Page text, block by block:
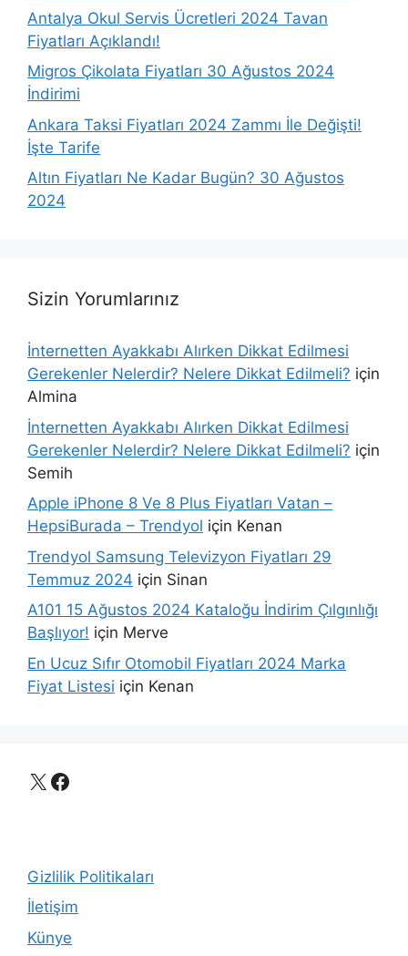
Antalya Okul Servis Ücretleri 2024 Tavan
Fiyatları Açıklandı!
Migros Çikolata Fiyatları 30 Ağustos 2024
İndirimi
Ankara Taksi Fiyatları 2024 Zammı İle Değişti!
İşte Tarife
Altın Fiyatları Ne Kadar Bugün? 30 Ağustos
2024
Sizin Yorumlarınız
İnternetten Ayakkabı Alırken Dikkat Edilmesi
Gerekenler Nelerdir? Nelere Dikkat Edilmeli? için
Almina
İnternetten Ayakkabı Alırken Dikkat Edilmesi
Gerekenler Nelerdir? Nelere Dikkat Edilmeli? için
Semih
Apple iPhone 8 Ve 8 Plus Fiyatları Vatan –
HepsiBurada – Trendyol için Kenan
Trendyol Samsung Televizyon Fiyatları 29
Temmuz 2024 için Sinan
A101 15 Ağustos 2024 Kataloğu İndirim Çılgınlığı
Başlıyor! için Merve
En Ucuz Sıfır Otomobil Fiyatları 2024 Marka
Fiyat Listesi için Kenan
X Facebook
Gizlilik Politikaları
İletişim
Künye